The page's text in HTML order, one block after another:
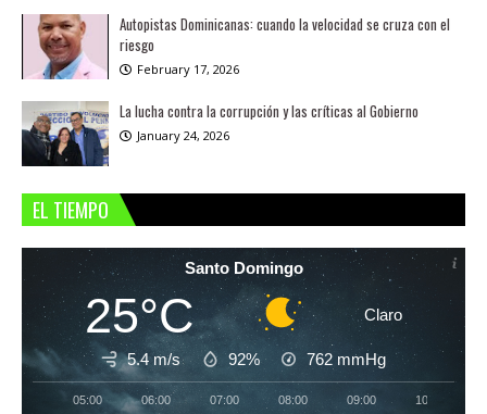
Autopistas Dominicanas: cuando la velocidad se cruza con el
riesgo
February 17, 2026
La lucha contra la corrupción y las críticas al Gobierno
January 24, 2026
EL TIEMPO
Santo Domingo
25°C Claro
5.4 m/s 92% 762 mmHg
05:00 06:00 07:00 08:00 09:00 10:00